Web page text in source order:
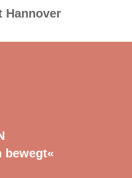
Hannover
bewegt«